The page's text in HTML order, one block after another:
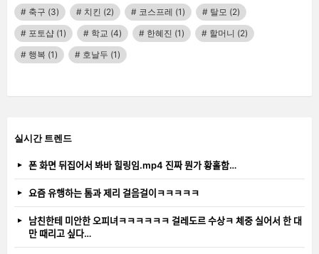
축구 (3) 치킨 (2) 코스프레 (1) 탈모 (2)
포토샵 (1) 학교 (4) 한혜진 (1) 할머니 (2)
행복 (1) 호날두 (1)
실시간 트렌드
폰 화면 뒤집어서 봐바 힐링임.mp4 진짜 뭔가 황홀함…
요즘 유행하는 톰과 제리 걸음걸이ㅋㅋㅋㅋㅋ
남친한테 미안한 오피녀ㅋㅋㅋㅋㅋㅋ 걸레도르 수상ㅋ 체중 실어서 한 대
만 때리고 싶다…